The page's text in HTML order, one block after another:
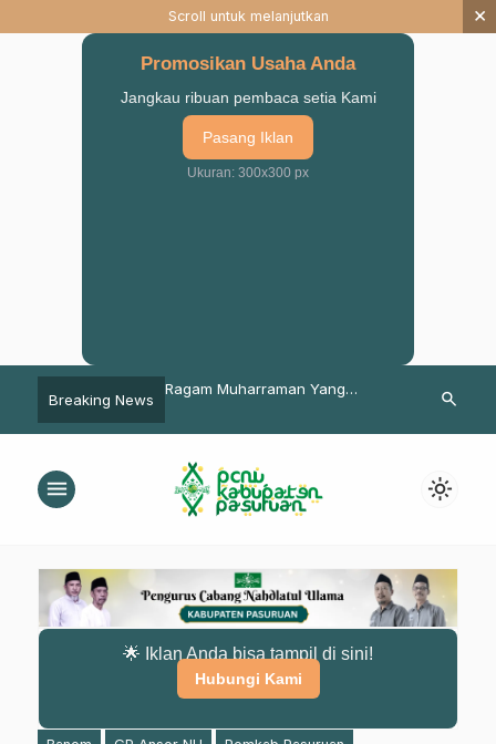
Scroll untuk melanjutkan ×
Promosikan Usaha Anda
Jangkau ribuan pembaca setia Kami
Pasang Iklan
Ukuran: 300x300 px
Breaking News
An Nahdliyah
Ragam Muharraman Yang
Kolaborasi ITSNU-STAI
Salahuddin Pasuruan
ISNU
Jaelani
search
menu light_mode
🌟 Iklan Anda bisa tampil di sini!
Hubungi Kami